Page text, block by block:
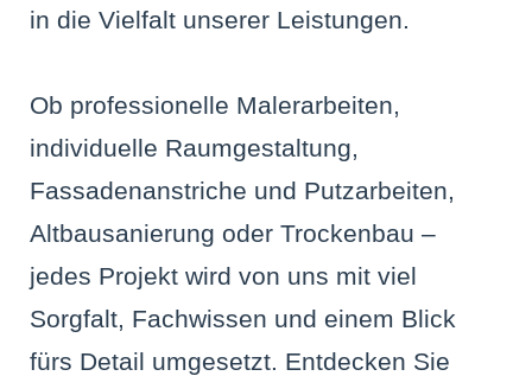
in die Vielfalt unserer Leistungen.
Ob professionelle Malerarbeiten,
individuelle Raumgestaltung,
Fassadenanstriche und Putzarbeiten,
Altbausanierung oder Trockenbau –
jedes Projekt wird von uns mit viel
Sorgfalt, Fachwissen und einem Blick
fürs Detail umgesetzt. Entdecken Sie